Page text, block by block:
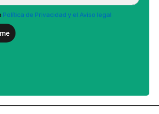
Política de Privacidad y el Aviso legal